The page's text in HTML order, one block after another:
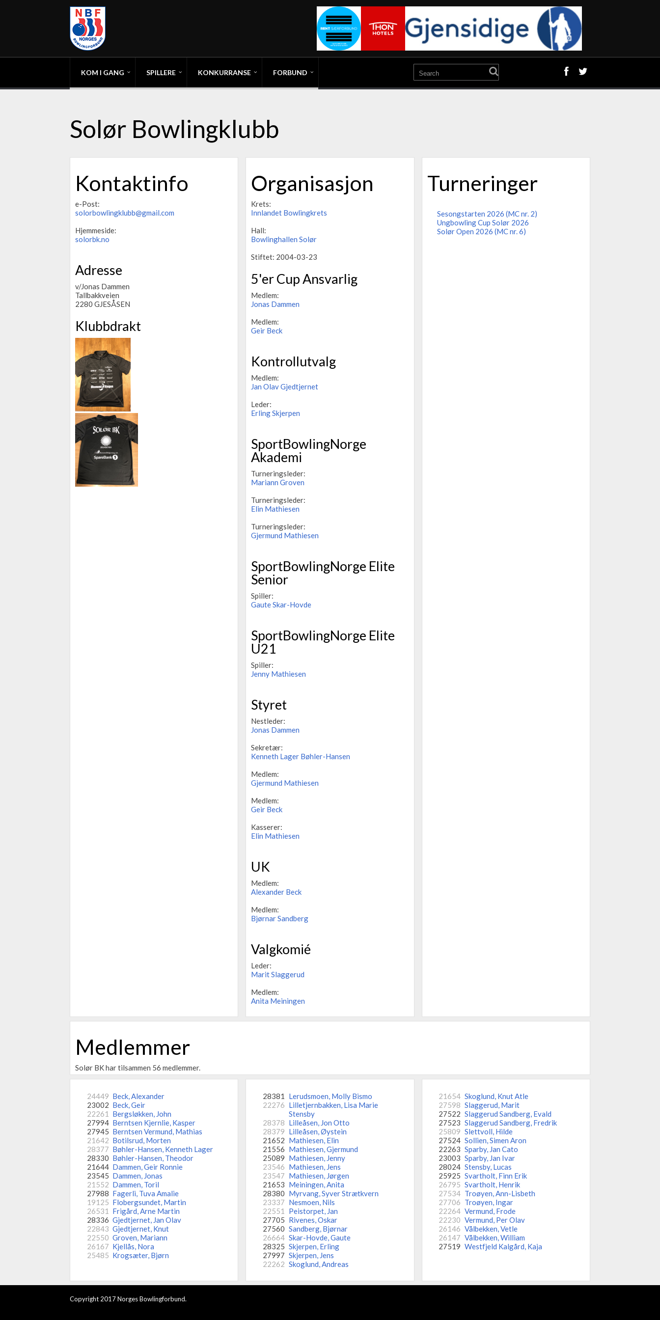
KOM I GANG SPILLERE KONKURRANSE FORBUND
Solør Bowlingklubb
Kontaktinfo
e-Post:
solorbowlingklubb@gmail.com
Hjemmeside:
solorbk.no
Adresse
v/Jonas Dammen
Tallbakkveien
2280 GJESÅSEN
Klubbdrakt
Organisasjon
Krets:
Innlandet Bowlingkrets
Hall:
Bowlinghallen Solør
Stiftet: 2004-03-23
5'er Cup Ansvarlig
Medlem:
Jonas Dammen
Medlem:
Geir Beck
Kontrollutvalg
Medlem:
Jan Olav Gjedtjernet
Leder:
Erling Skjerpen
SportBowlingNorge
Akademi
Turneringsleder:
Mariann Groven
Turneringsleder:
Elin Mathiesen
Turneringsleder:
Gjermund Mathiesen
SportBowlingNorge Elite
Senior
Spiller:
Gaute Skar-Hovde
SportBowlingNorge Elite
U21
Spiller:
Jenny Mathiesen
Styret
Nestleder:
Jonas Dammen
Sekretær:
Kenneth Lager Bøhler-Hansen
Medlem:
Gjermund Mathiesen
Medlem:
Geir Beck
Kasserer:
Elin Mathiesen
UK
Medlem:
Alexander Beck
Medlem:
Bjørnar Sandberg
Valgkomié
Leder:
Marit Slaggerud
Medlem:
Anita Meiningen
Turneringer
Sesongstarten 2026 (MC nr. 2)
Ungbowling Cup Solør 2026
Solør Open 2026 (MC nr. 6)
Medlemmer
Solør BK har tilsammen 56 medlemmer.
24449 Beck, Alexander
23002 Beck, Geir
22261
Bergsløkken, John
27994 Berntsen Kjernlie, Kasper
27945 Berntsen Vermund, Mathias
21642 Botilsrud, Morten
28377 Bøhler-Hansen, Kenneth Lager
28330 Bøhler-Hansen, Theodor
21644 Dammen, Geir Ronnie
23545 Dammen, Jonas
21552 Dammen, Toril
27988 Fagerli, Tuva Amalie
19125 Flobergsundet, Martin
26531
Frigård, Arne Martin
28336 Gjedtjernet, Jan Olav
22843 Gjedtjernet, Knut
22550 Groven, Mariann
26167 Kjellås, Nora
25485 Krogsæter, Bjørn
28381
Lerudsmoen, Molly Bismo
22276 Lilletjernbakken, Lisa Marie
Stensby
28378 Lilleåsen, Jon Otto
28379 Lilleåsen, Øystein
21652 Mathiesen, Elin
21556 Mathiesen, Gjermund
25089 Mathiesen, Jenny
23546 Mathiesen, Jens
23547 Mathiesen, Jørgen
21653 Meiningen, Anita
28380 Myrvang, Syver Strætkvern
23337 Nesmoen, Nils
22551
Peistorpet, Jan
27705 Rivenes, Oskar
27560 Sandberg, Bjørnar
26664 Skar-Hovde, Gaute
28325 Skjerpen, Erling
27997 Skjerpen, Jens
22262 Skoglund, Andreas
21654 Skoglund, Knut Atle
27598 Slaggerud, Marit
27522 Slaggerud Sandberg, Evald
27523 Slaggerud Sandberg, Fredrik
25809 Slettvoll, Hilde
27524 Sollien, Simen Aron
22263 Sparby, Jan Cato
23003 Sparby, Jan Ivar
28024 Stensby, Lucas
25925 Svartholt, Finn Erik
26795 Svartholt, Henrik
27534 Troøyen, Ann-Lisbeth
27706 Troøyen, Ingar
22264 Vermund, Frode
22230 Vermund, Per Olav
26146 Vålbekken, Vetle
26147 Vålbekken, William
27519 Westfjeld Kalgård, Kaja
Copyright 2017 Norges Bowlingforbund.